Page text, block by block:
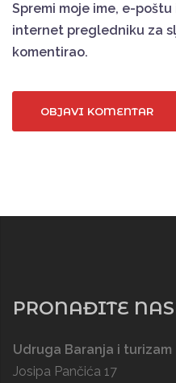
Spremi moje ime, e-
internet pregledniku za
komentirao.
PRONAĐITE NAS
Udruga Baranja i turizam
Josipa Pančića 17